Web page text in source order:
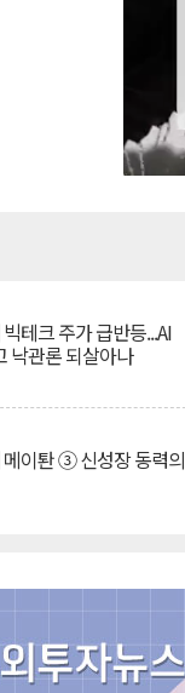
테크 주가 급반등...AI
낙관론 되살아나
이퇀 ③ 신성장 동력의